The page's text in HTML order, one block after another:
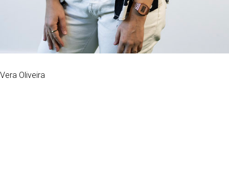
Vera Oliveira